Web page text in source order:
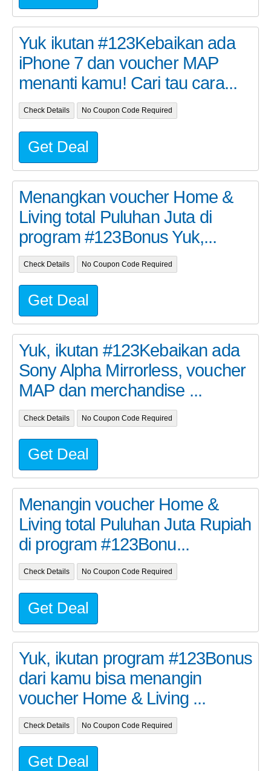
Yuk ikutan #123Kebaikan ada
iPhone 7 dan voucher MAP
menanti kamu! Cari tau cara...
Check Details No Coupon Code Required
Get Deal
Menangkan voucher Home &
Living total Puluhan Juta di
program #123Bonus Yuk,...
Check Details No Coupon Code Required
Get Deal
Yuk, ikutan #123Kebaikan ada
Sony Alpha Mirrorless, voucher
MAP dan merchandise ...
Check Details No Coupon Code Required
Get Deal
Menangin voucher Home &
Living total Puluhan Juta Rupiah
di program #123Bonu...
Check Details No Coupon Code Required
Get Deal
Yuk, ikutan program #123Bonus
dari kamu bisa menangin
voucher Home & Living ...
Check Details No Coupon Code Required
Get Deal